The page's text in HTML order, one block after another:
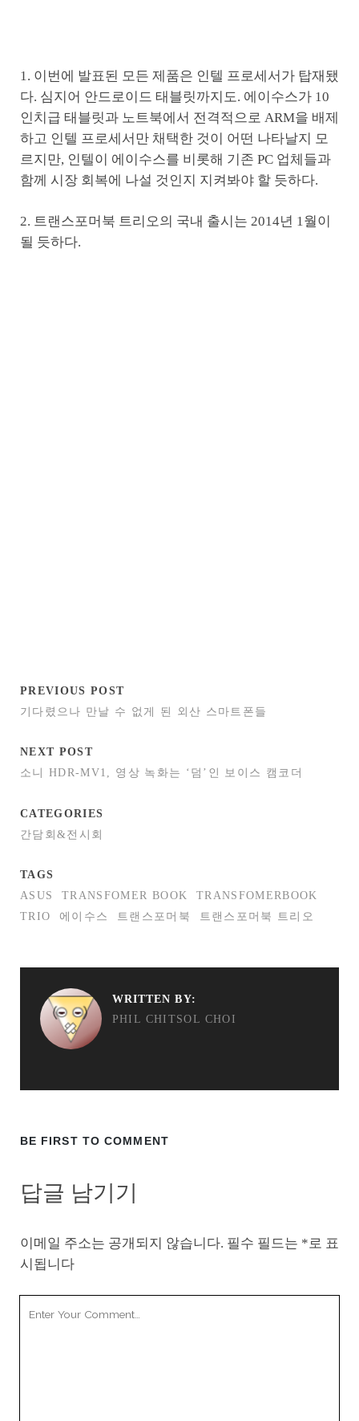
1. 이번에 발표된 모든 제품은 인텔 프로세서가 탑재됐
다. 심지어 안드로이드 태블릿까지도. 에이수스가 10
인치급 태블릿과 노트북에서 전격적으로 ARM을 배제
하고 인텔 프로세서만 채택한 것이 어떤 나타날지 모
르지만, 인텔이 에이수스를 비롯해 기존 PC 업체들과
함께 시장 회복에 나설 것인지 지켜봐야 할 듯하다.
2. 트랜스포머북 트리오의 국내 출시는 2014년 1월이
될 듯하다.
PREVIOUS POST
기다렸으나 만날 수 없게 된 외산 스마트폰들
NEXT POST
소니 HDR-MV1, 영상 녹화는 ‘덤’인 보이스 캠코더
CATEGORIES
간담회&전시회
TAGS
ASUS
TRANSFOMER BOOK
TRANSFOMERBOOK
TRIO
에이수스 트랜스포머북 트랜스포머북 트리오
WRITTEN BY:
PHIL CHITSOL CHOI
BE FIRST TO COMMENT
답글 남기기
이메일 주소는 공개되지 않습니다. 필수 필드는 *로 표
시됩니다